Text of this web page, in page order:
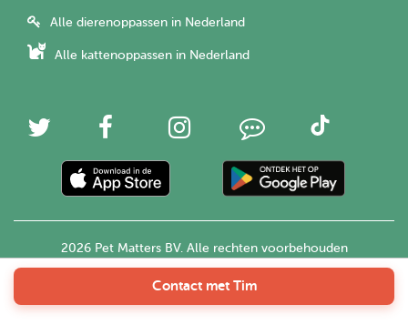
Contact met Tim
Alle dierenoppassen in Nederland
Alle kattenoppassen in Nederland
2026 Pet Matters BV. Alle rechten voorbehouden